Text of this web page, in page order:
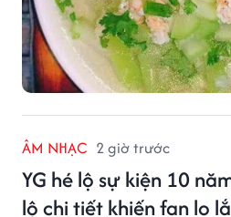
ÂM NHẠC 2 giờ trước
YG hé lộ sự kiện 10
lộ chi tiết khiến fan lo